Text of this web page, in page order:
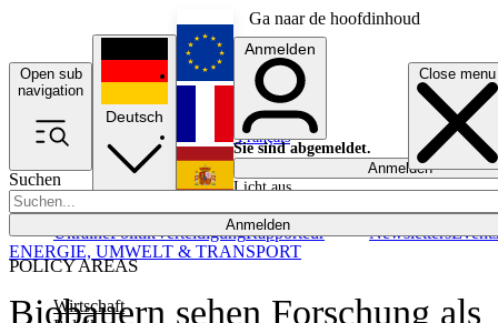
Ga naar de hoofdinhoud
Open sub
navigation
Close menu
Suchen
Anmelden
POLICY AREAS
Wirtschaft
UkrainePolitikVerteidigungRapporteur NewslettersEvents
Deutsch
English
Français
Anmelden
Sie sind abgemeldet.
Anmelden
Licht aus
Biobauern sehen Forschung als
ENERGIE, UMWELT & TRANSPORT